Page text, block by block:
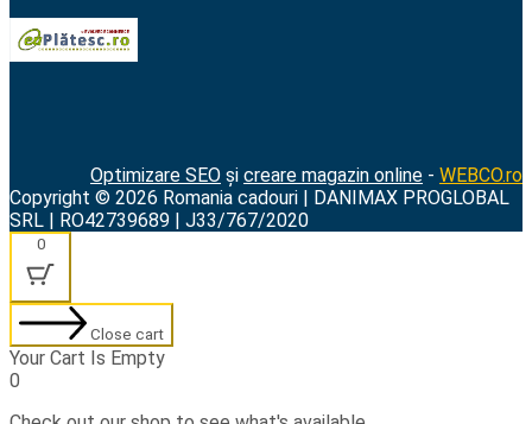
Optimizare SEO și creare magazin online - WEBCO.ro
Copyright © 2026 Romania cadouri | DANIMAX PROGLOBAL
SRL | RO42739689 | J33/767/2020
0
Close cart
Your Cart Is Empty
0